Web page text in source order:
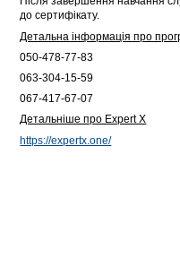
до сертифікату.
Детальна інформація про
050-478-77-83
063-304-15-59
067-417-67-07
Детальніше про Expert Х
https://expertx.one/